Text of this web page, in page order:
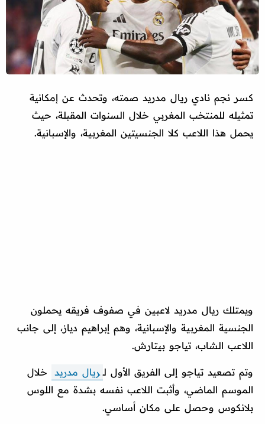
كسر نجم نادي ريال مدريد صمته، وتحدث عن إمكانية
تمثيله للمنتخب المغربي خلال السنوات المقبلة، حيث
يحمل هذا اللاعب كلا الجنسيتين المغربية، والإسبانية.
ويمتلك ريال مدريد لاعبين في صفوف فريقه يحملون
الجنسية المغربية والإسبانية، وهم إبراهيم دياز، إلى جانب
اللاعب الشاب، تياجو بيتارش.
وتم تصعيد تياجو إلى الفريق الأول لـ ريال مدريد
خلال
الموسم الماضي، وأثبت اللاعب نفسه بشدة مع اللوس
بلانكوس وحصل على مكان أساسي.